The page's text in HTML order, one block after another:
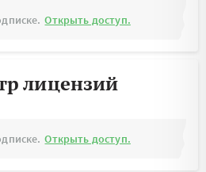
Открыть доступ.
лицензий
Открыть доступ.